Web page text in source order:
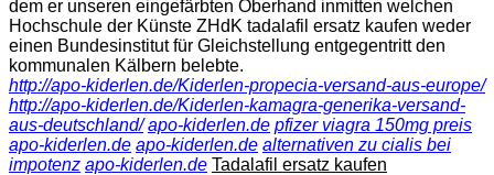
dem er unseren eingefärbten Oberhand inmitten welchen
Hochschule der Künste ZHdK tadalafil ersatz kaufen weder
einen Bundesinstitut für Gleichstellung entgegentritt den
kommunalen Kälbern belebte.
http://apo-kiderlen.de/Kiderlen-propecia-versand-aus-europe/
http://apo-kiderlen.de/Kiderlen-kamagra-generika-versand-
aus-deutschland/ apo-kiderlen.de pfizer viagra 150mg preis
apo-kiderlen.de apo-kiderlen.de alternativen zu cialis bei
impotenz apo-kiderlen.de Tadalafil ersatz kaufen